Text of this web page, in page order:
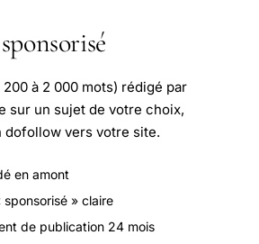
200 à 2 000 mots) rédigé par
sur un sujet de votre choix,
dofollow vers votre site.
en amont
sponsorisé » claire
de publication 24 mois